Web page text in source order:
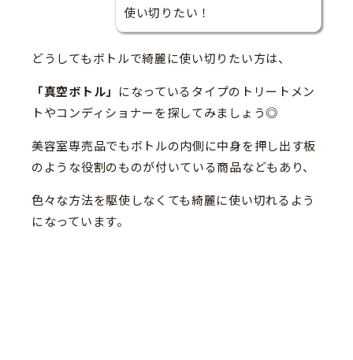
使い切りたい！
どうしてもボトルで綺麗に使い切りたい方は、
「真空ボトル」
になっているタイプのトリートメン
トやコンディショナーを探してみましょう◎
美容室専売品でもボトルの内側に中身を押し出す板
のような役割のものが付いている商品などもあり、
色々な方法を駆使しなくても綺麗に使い切れるよう
になっています。